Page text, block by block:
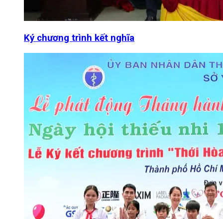
Ký chương trình kết nghĩa